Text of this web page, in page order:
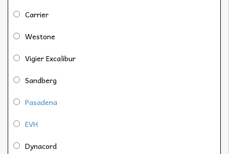
Carrier
Westone
Vigier Excalibur
Sandberg
Pasadena
EVH
Dynacord